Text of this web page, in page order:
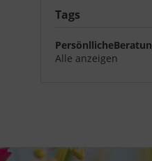
Tags
Alle anzeigen